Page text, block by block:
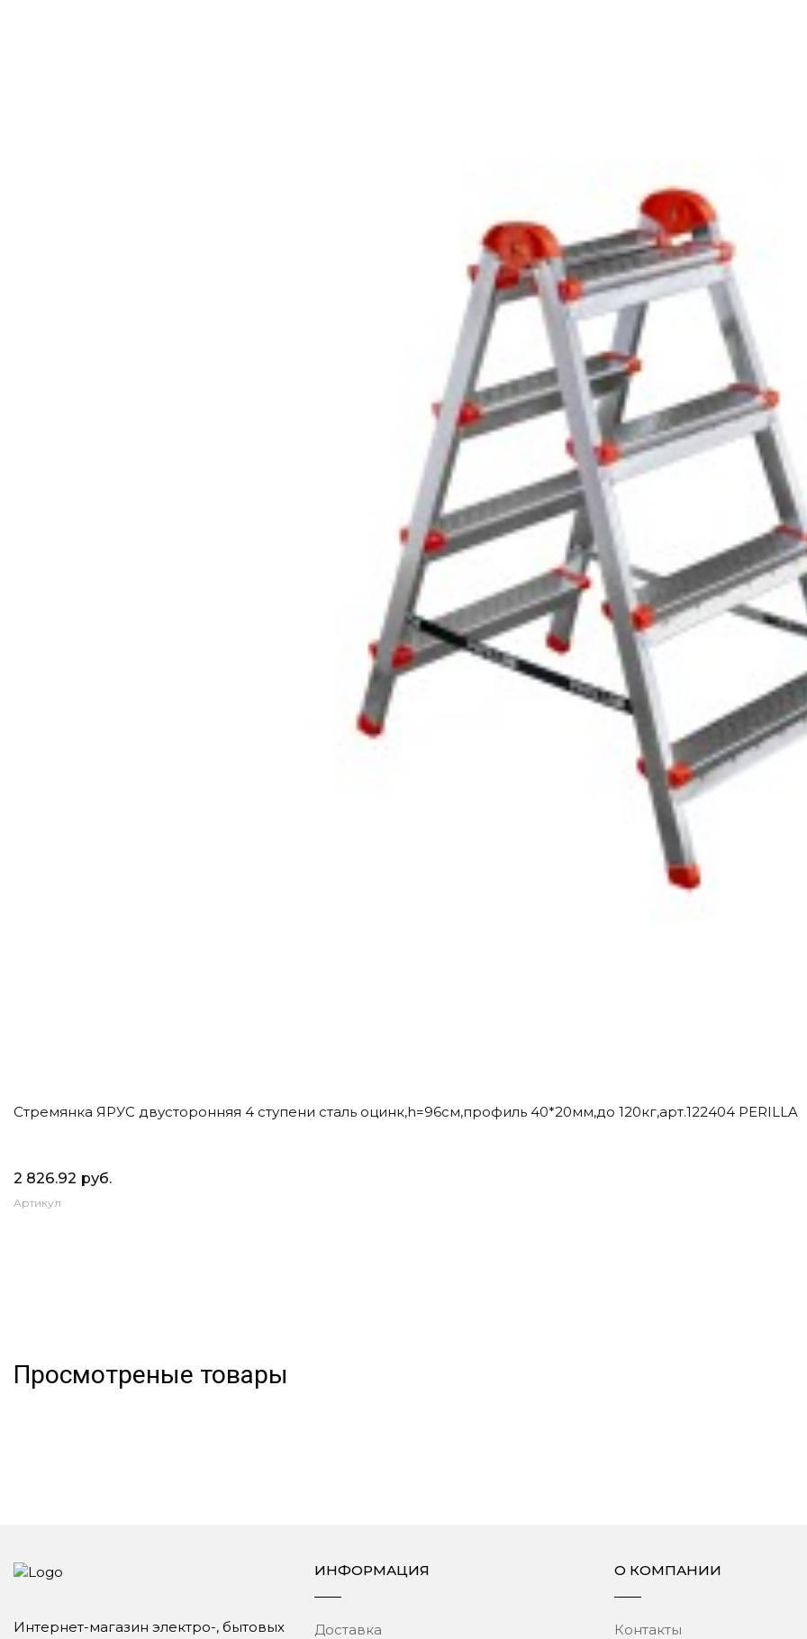
Стремянка ЯРУС двусторонняя 4 ступени сталь оцинк,h=96см,профиль 40*20мм,до 120кг,арт.122404 PERILLA
2 826.92 руб.
Артикул
Просмотреные товары
Интернет-магазин электро-, бытовых
ИНФОРМАЦИЯ
Доставка
О КОМПАНИИ
Контакты